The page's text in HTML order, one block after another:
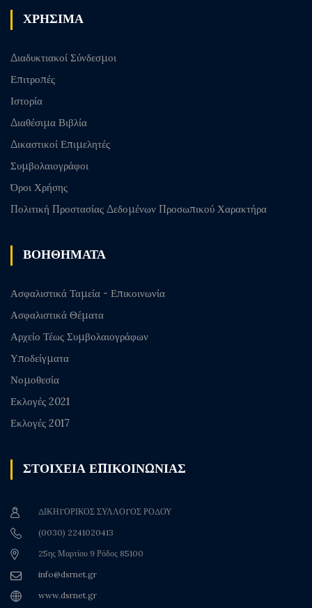
ΧΡΗΣΙΜΑ
Διαδυκτιακοί Σύνδεσμοι
Επιτροπές
Ιστορία
Διαθέσιμα Βιβλία
Δικαστικοί Επιμελητές
Συμβολαιογράφοι
Όροι Χρήσης
Πολιτική Προστασίας Δεδομένων Προσωπικού Χαρακτήρα
ΒΟΗΘΗΜΑΤΑ
Ασφαλιστικά Ταμεία - Επικοινωνία
Ασφαλιστικά Θέματα
Αρχείο Τέως Συμβολαιογράφων
Υποδείγματα
Νομοθεσία
Εκλογές 2021
Εκλογές 2017
ΣΤΟΙΧΕΙΑ ΕΠΙΚΟΙΝΩΝΙΑΣ
ΔΙΚΗΓΟΡΙΚΟΣ ΣΥΛΛΟΓΟΣ ΡΟΔΟΥ
(0030) 2241020413
25ης Μαρτίου 9 Ρόδος 85100
info@dsrnet.gr
www.dsrnet.gr